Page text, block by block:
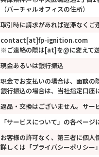
（バーチャルオフィスの住所）
取引時に請求があれば遅滞なくご
contact[at]fp-ignition.com
※ご連絡の際は[at]を@に変えて送
現金あるいは銀行振込
現金でお支払いの場合は、面談の
銀行振込の場合は、当社指定口座
返品・交換はございません。サー
「サービスについて」の各ページ
お客様の許可なく、第三者に個人
詳しくは「プライバシーポリシー